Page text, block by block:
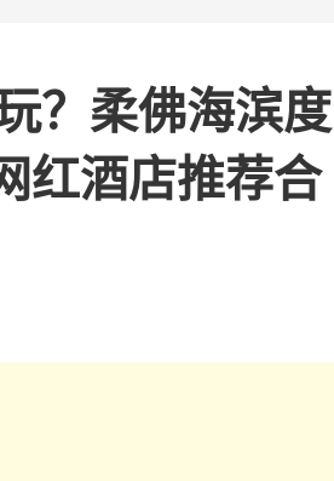
？柔佛海滨度
红酒店推荐合